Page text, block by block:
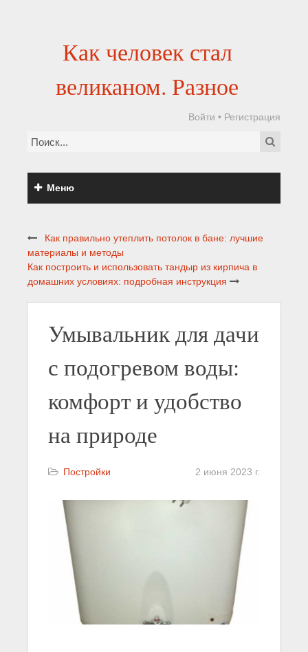
Как человек стал
великаном. Разное
Войти • Регистрация
Меню
Как правильно утеплить потолок в бане: лучшие
материалы и методы
Как построить и использовать тандыр из кирпича в
домашних условиях: подробная инструкция
Умывальник для дачи
с подогревом воды:
комфорт и удобство
на природе
Постройки 2 июня 2023 г.